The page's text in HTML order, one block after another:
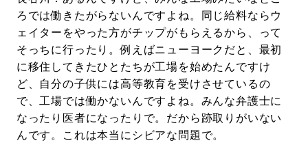
ろでは働きたがらないんですよね。同じ給料ならウ
ェイターをやった方がチップがもらえるから、って
そっちに行ったり。例えばニューヨークだと、最初
に移住してきたひとたちが工場を始めたんですけ
ど、自分の子供には高等教育を受けさせているの
で、工場では働かないんですよね。みんな弁護士に
なったり医者になったりで。だから跡取りがいない
んです。これは本当にシビアな問題で。